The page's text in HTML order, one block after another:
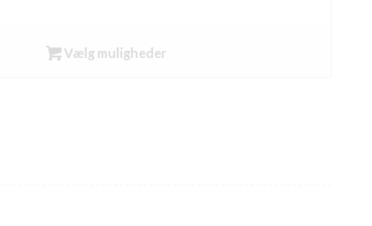
359,00 kr.
Vælg muligheder